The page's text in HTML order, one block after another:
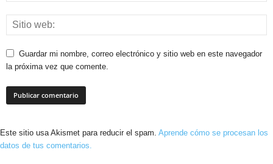
Guardar mi nombre, correo electrónico y sitio web en este navegador
la próxima vez que comente.
Este sitio usa Akismet para reducir el spam. Aprende cómo se procesan los
datos de tus comentarios.